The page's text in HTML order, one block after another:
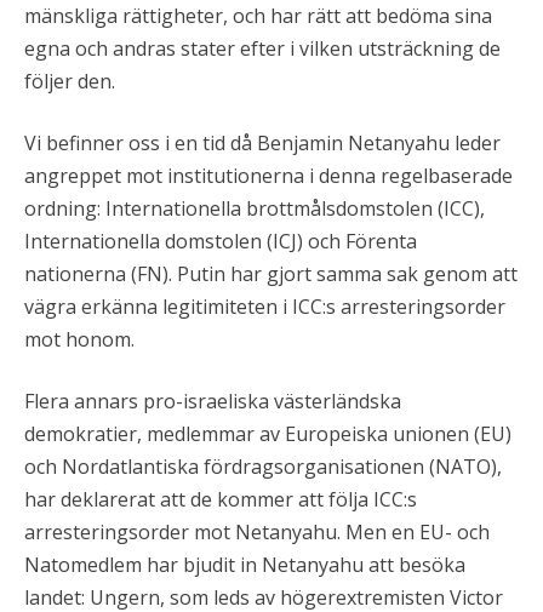
mänskliga rättigheter, och har rätt att bedöma sina
egna och andras stater efter i vilken utsträckning de
följer den.
Vi befinner oss i en tid då Benjamin Netanyahu leder
angreppet mot institutionerna i denna regelbaserade
ordning: Internationella brottmålsdomstolen (ICC),
Internationella domstolen (ICJ) och Förenta
nationerna (FN). Putin har gjort samma sak genom att
vägra erkänna legitimiteten i ICC:s arresteringsorder
mot honom.
Flera annars pro-israeliska västerländska
demokratier, medlemmar av Europeiska unionen (EU)
och Nordatlantiska fördragsorganisationen (NATO),
har deklarerat att de kommer att följa ICC:s
arresteringsorder mot Netanyahu. Men en EU- och
Natomedlem har bjudit in Netanyahu att besöka
landet: Ungern, som leds av högerextremisten Victor